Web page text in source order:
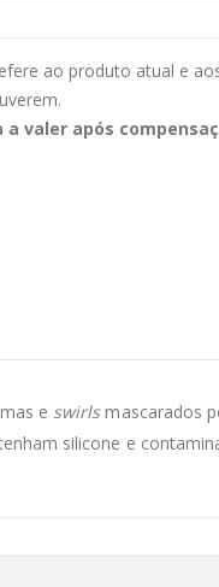
ao produto atual e
valer após
e swirlsmascarados
silicone e